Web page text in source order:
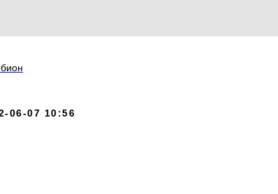
06-07 10:56